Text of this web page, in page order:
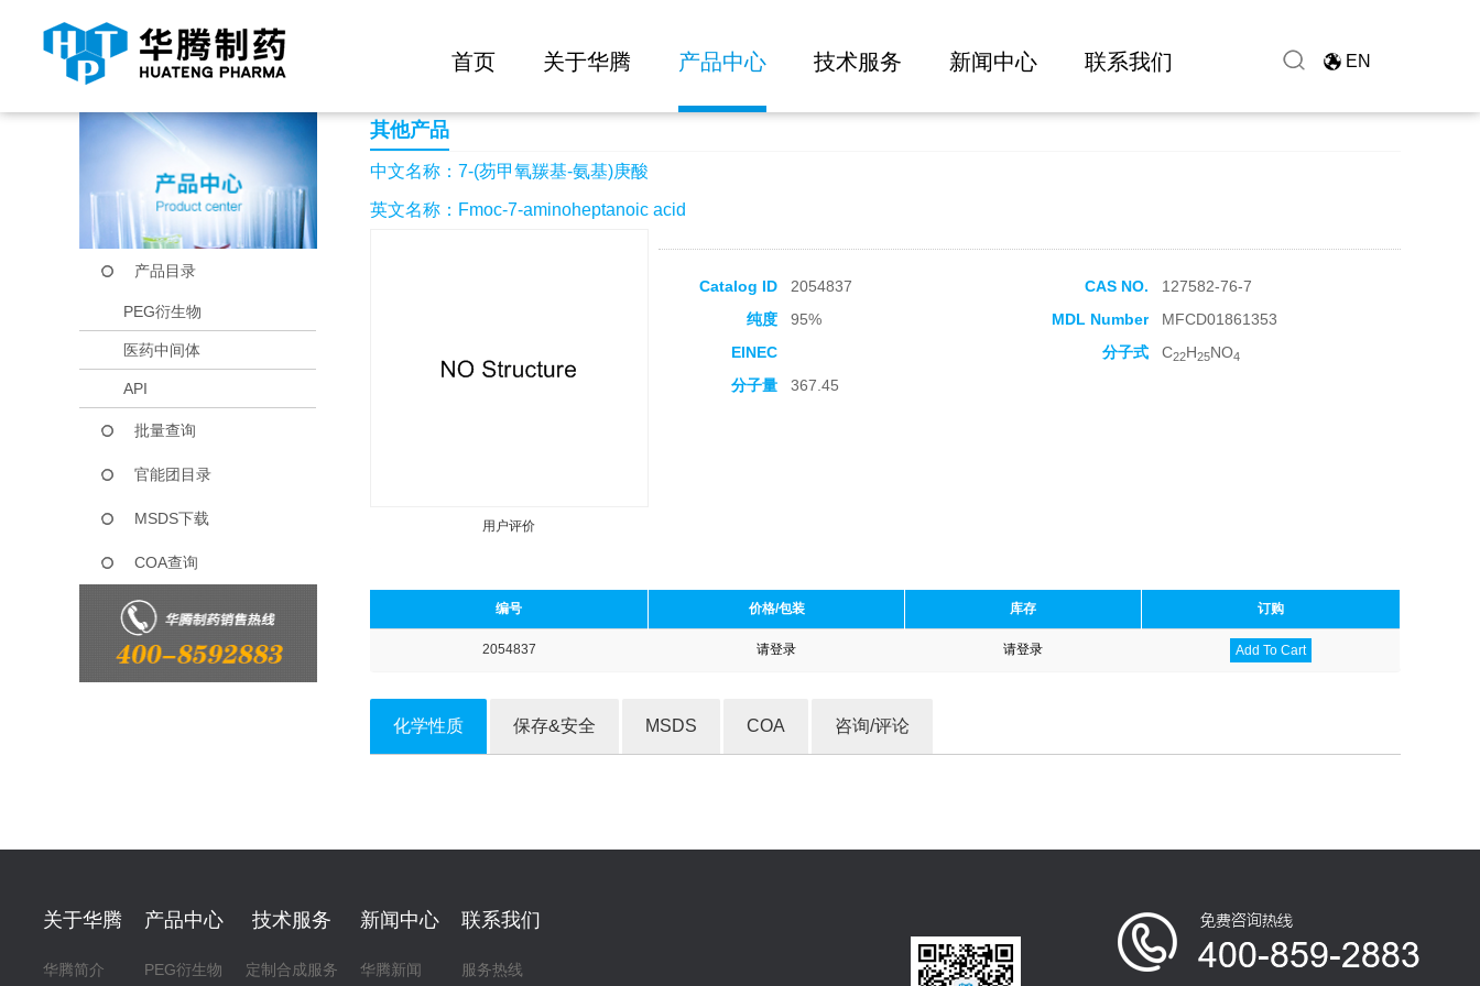
首页 关于华腾 产品中心 技术服务 新闻中心 联系我们 EN
当前位置： 首页 产品中心 7-(芴甲氧羰基-氨基)庚酸
产品目录
PEG衍生物
医药中间体
API
批量查询
官能团目录
MSDS下载
COA查询
其他产品
中文名称：7-(芴甲氧羰基-氨基)庚酸
英文名称：Fmoc-7-aminoheptanoic acid
用户评价
Catalog ID 2054837 CAS NO.
127582-76-7
纯度
95% MDL Number
MFCD01861353
EINEC
分子式 C22H25NO4
分子量 367.45
编号 价格/包装 库存 订购
2054837 请登录 请登录 Add To Cart
化学性质 保存&安全 MSDS COA 咨询/评论
关于华腾
华腾简介
产品中心
PEG衍生物
技术服务
定制合成服务
新闻中心
华腾新闻
联系我们
服务热线